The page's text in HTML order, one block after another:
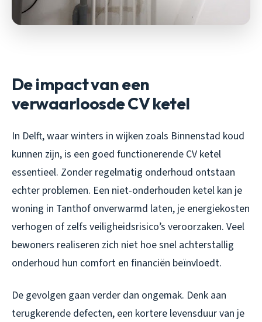
De impact van een
verwaarloosde CV ketel
In Delft, waar winters in wijken zoals Binnenstad koud
kunnen zijn, is een goed functionerende CV ketel
essentieel. Zonder regelmatig onderhoud ontstaan
echter problemen. Een niet-onderhouden ketel kan je
woning in Tanthof onverwarmd laten, je energiekosten
verhogen of zelfs veiligheidsrisico’s veroorzaken. Veel
bewoners realiseren zich niet hoe snel achterstallig
onderhoud hun comfort en financiën beïnvloedt.
De gevolgen gaan verder dan ongemak. Denk aan
terugkerende defecten, een kortere levensduur van je